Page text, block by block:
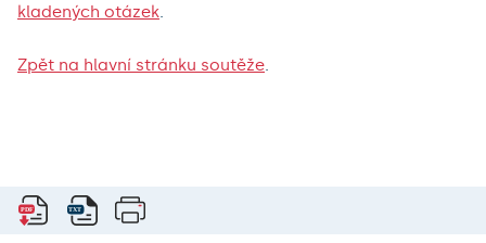
kladených otázek
Zpět na hlavní stránku soutěže